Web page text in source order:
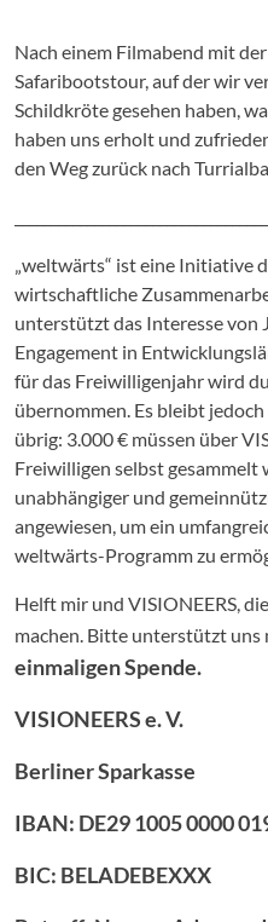
Nach einem Filmabend mit
Safaribootstour, auf der wir
Schildkröte gesehen haben,
haben uns erholt und
den Weg zurück nach
„weltwärts“ ist eine Initiative
wirtschaftliche
unterstützt das Interesse von
Engagement in
für das Freiwilligenjahr wird
übernommen. Es bleibt
übrig: 3.000 € müssen über
Freiwilligen selbst gesammelt
unabhängiger und
angewiesen, um ein
weltwärts-Programm zu
Helft mir und VISIONEERS,
machen. Bitte unterstützt uns
einmaligen Spende.
VISIONEERS e. V.
Berliner Sparkasse
IBAN: DE29 1005 0000
BIC: BELADEBEXXX